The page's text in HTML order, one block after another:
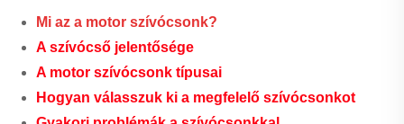
Mi az a motor szívócsonk?
A szívócső jelentősége
A motor szívócsonk típusai
Hogyan válasszuk ki a megfelelő szívócsonkot